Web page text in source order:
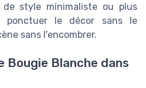
style minimaliste ou plus
ponctuer le décor sans le
sans l'encombrer.
Bougie Blanche dans